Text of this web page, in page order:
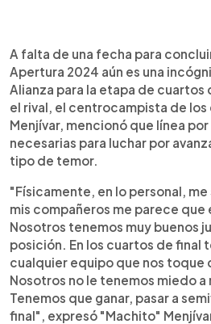
► Escuchar artículo
A falta de una fecha para
Apertura 2024 aún es una
Alianza para la etapa de cuartos
el rival, el centrocampista de
Menjívar, mencionó que línea
necesarias para luchar por
tipo de temor.
"Físicamente, en lo personal,
mis compañeros me parece que
Nosotros tenemos muy buenos
posición. En los cuartos de final
cualquier equipo que nos toque
Nosotros no le tenemos miedo a
Tenemos que ganar, pasar a
final", expresó "Machito"